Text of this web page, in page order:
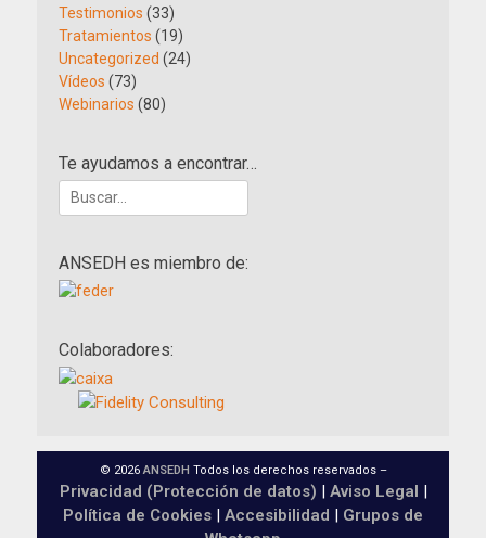
Testimonios (33)
Tratamientos (19)
Uncategorized (24)
Vídeos (73)
Webinarios (80)
Te ayudamos a encontrar…
Buscar:
ANSEDH es miembro de:
Colaboradores:
© 2026ANSEDH Todos los derechos reservados –
Privacidad (Protección de datos) | Aviso Legal |
Política de Cookies | Accesibilidad | Grupos de